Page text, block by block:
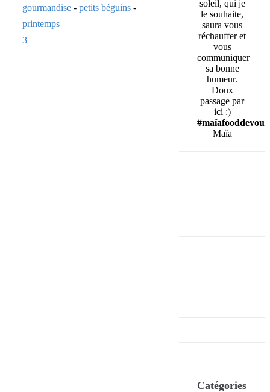
gourmandise - petits béguins -
printemps
3
soleil, qui je
le souhaite,
saura vous
réchauffer et
vous
communiquer
sa bonne
humeur.
Doux
passage par
ici :)
#maïafooddevous
Maïa
Catégories